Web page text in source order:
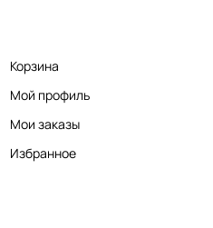
Корзина
Мой профиль
Мои заказы
Избранное